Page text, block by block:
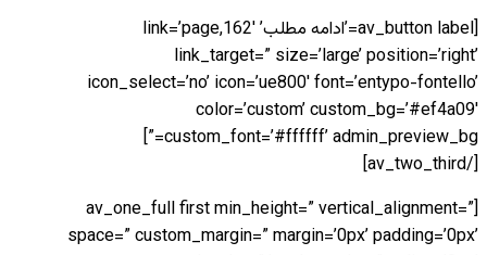
[av_button label=’ادامه مطلب’ link=’page,162′
link_target=” size=’large’ position=’right’
icon_select=’no’ icon=’ue800′ font=’entypo-fontello’
color=’custom’ custom_bg=’#ef4a09′
custom_font=’#ffffff’ admin_preview_bg=”]
[/av_two_third]
[av_one_full first min_height=” vertical_alignment=”
space=” custom_margin=” margin=’0px’ padding=’0px’